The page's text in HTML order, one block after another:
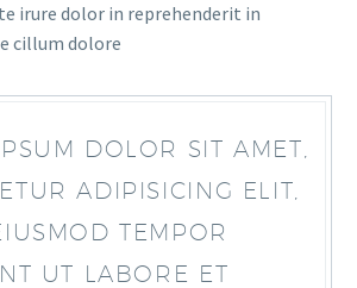
irure dolor in reprehenderit in
cillum dolore
DOLOR SIT AMET,
ADIPISICING ELIT,
TEMPOR
UT LABORE ET